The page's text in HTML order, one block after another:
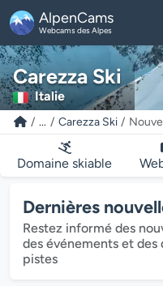
AlpenCams
Webcams des Alpes
Carezza Ski
Italie
... Carezza Ski
Domaine skiable
Dernières
Restez informé des
des événements et des
pistes